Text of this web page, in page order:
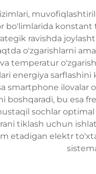
bo'limlarida
ravishda
o'zgarishlarni
temperatur
energiya
smartphone
boshqaradi, bu esa
sochlar
tiklash uchun
etadigan elektr